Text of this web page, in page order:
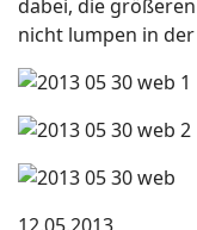
dabei, die
nicht lumpen in
12.05.2013